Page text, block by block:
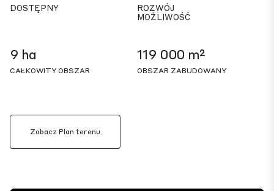
DOSTĘPNY
ROZWÓJ
MOŻLIWOŚĆ
9 ha
CAŁKOWITY OBSZAR
119 000 m²
OBSZAR ZABUDOWANY
Zobacz Plan terenu